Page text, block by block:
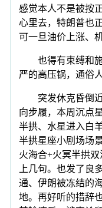
感觉本人不是被按
心里去，特朗普也
可一旦油价上涨、
也得有束缚和施
严的高压锅，通俗
突发休克昏倒近
向步履，本周沉点
半拱、水星进入白
半拱星座小剧场场
火海合+火冥半拱
上几句。也发了良
通、伊朗被冻结的
地。再好听的措辞